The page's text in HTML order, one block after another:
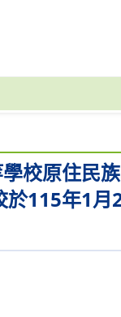
校原住民
115年1月